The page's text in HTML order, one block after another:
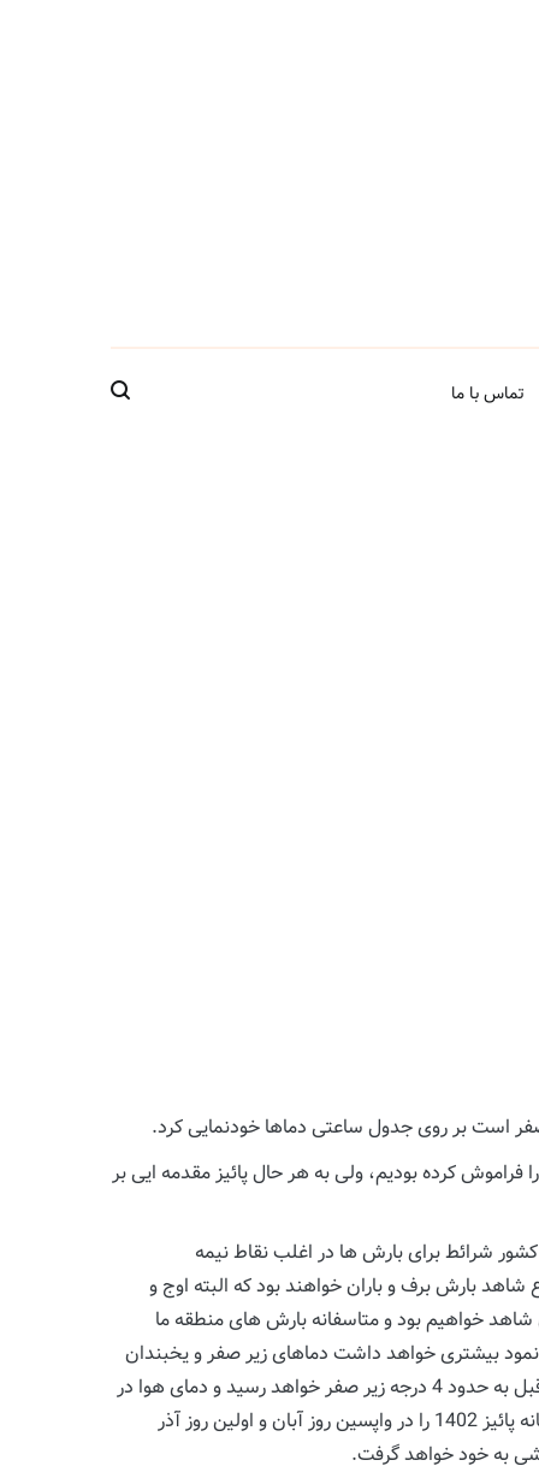
تماس با ما
است بر روی جدول ساعتی دماها خودنمایی کرد.
یخبندان را فراموش کرده بودیم، ولی به هر حال پائیز مقدمه ایی بر
شرائط برای بارش ها در اغلب نقاط نیمه
بارش برف و باران خواهند بود که البته اوج و
خواهیم بود و متاسفانه بارش های منطقه ما
بیشتری خواهد داشت دماهای زیر صفر و یخبندان
های شبانه پس از گذر این موج خواهد بود، بنحویکه دمای هوا در بامداد سه شنبه 30 آبان ضمن کاهش 7 درجه ایی نسبت به روز قبل به حدود 4 درجه زیر صفر خواهد رسید و دمای هوا در
بامداد چهارشنبه اول آذر از این هم سردتر و حدود 7 درجه زیر صفر خواهد بود و بدین ترتیب آبسرد دماوند اولین یخبندان های شبانه پائیز 1402 را در واپسین روز آبان و اولین روز آذر
به خود خواهد گرفت.